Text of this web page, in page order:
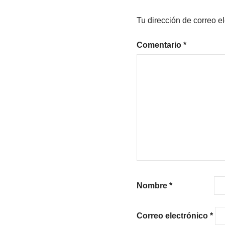
Tu dirección de correo
Comentario *
Nombre *
Correo electrónico *